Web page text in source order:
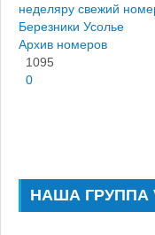
неделяру свежий
Березники Усолье
Архив номеров
1095
0
НАША ГРУППА